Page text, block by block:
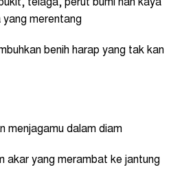
telaga, perut bumi nan kaya
merentang
benih harap yang tak kan
menjagamu dalam diam
akar yang merambat ke jantung